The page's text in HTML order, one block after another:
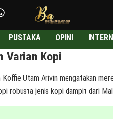
PUSTAKA OPINI
Varian Kopi
Utam Arivin mengatakan
robusta jenis kopi dampit dari